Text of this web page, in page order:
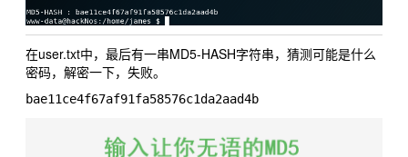
在user.txt中，最后有一串MD5-HASH字符串，猜测可能是什么
密码，解密一下，失败。